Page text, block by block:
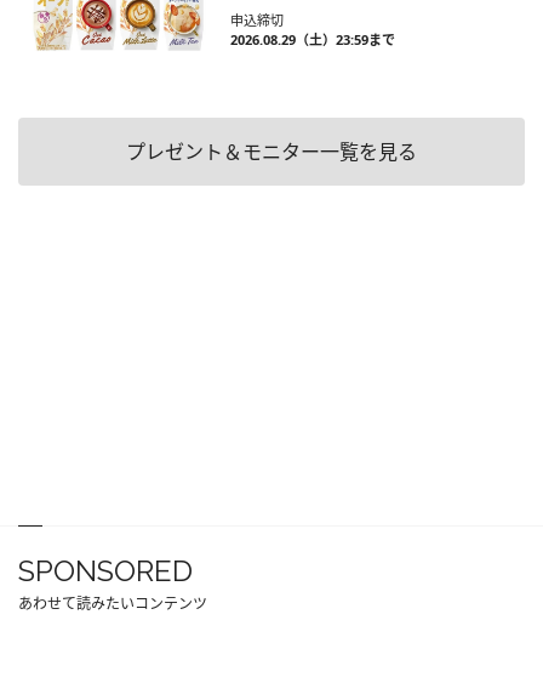
申込締切
2026.08.29（土）23:59まで
プレゼント＆モニター一覧を見る
SPONSORED
あわせて読みたいコンテンツ